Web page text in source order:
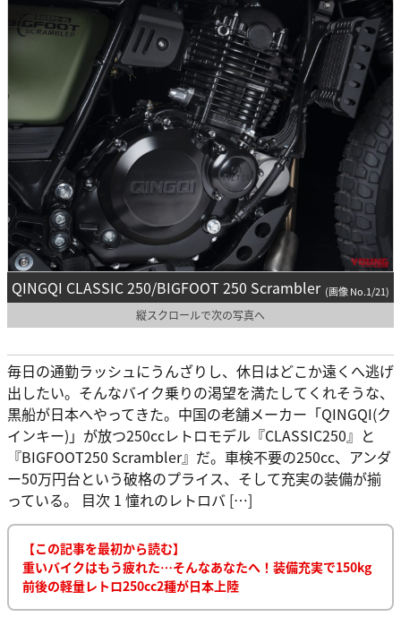
QINGQI CLASSIC 250/BIGFOOT 250 Scrambler (画像 No.1/21)
縦スクロールで次の写真へ
毎日の通勤ラッシュにうんざりし、休日はどこか遠くへ逃げ
出したい。そんなバイク乗りの渇望を満たしてくれそうな、
黒船が日本へやってきた。中国の老舗メーカー「QINGQI(ク
インキー)」が放つ250ccレトロモデル『CLASSIC250』と
『BIGFOOT250 Scrambler』だ。車検不要の250cc、アンダ
ー50万円台という破格のプライス、そして充実の装備が揃
っている。 目次 1 憧れのレトロバ […]
【この記事を最初から読む】
重いバイクはもう疲れた…そんなあなたへ！装備充実で150kg
前後の軽量レトロ250cc2種が日本上陸